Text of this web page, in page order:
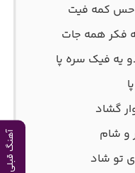
آهنگ قبلی
حس کمه فیت
فکر همه جات
یه فیک سره پا
گشاد
و شام
تو شاد